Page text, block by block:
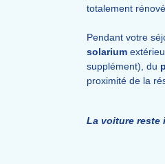
totalement
Pendant votre
solarium
supplément), du
proximité de la
La voiture reste